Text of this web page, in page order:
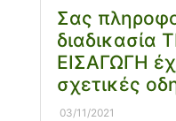
Σας
διαδικασία
ΕΙΣΑΓΩΓΗ
σχετικές
03/11/2021